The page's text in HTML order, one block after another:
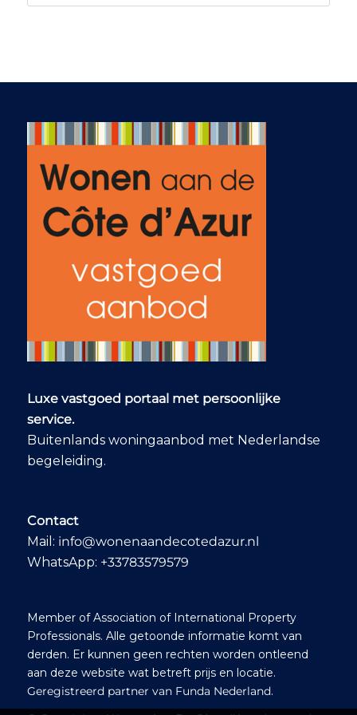
WhatsApp – ook in
weekenden wanneer
dat nodig was.
Binnen twee
maanden hadden we
een shortlist van zes
villa’s die er voor ons
uitsprongen, waarna
we afreisden naar
Zuid-Frankrijk om
deze woningen te
bezichtigen. Ab
regelde de volledige
en daad, inclusief
een charmante
lokale markt waar
we genoten van een
sfeervolle lunch. Ons
droomhuis vonden
we diezelfde dag:
boszicht, de juiste
indeling en
voldoende potentieel
voor renovatie,
tijdens het formele
traject – van
onderhandeling tot
juridische afwikkeling
– hield Ab alles
scherp in de gaten
en wees hij ons op
Luxe vastgoed portaal met persoonlijke
service.
Buitenlands woningaanbod met Nederlandse
begeleiding.
Contact
Mail: info@wonenaandecotedazur.nl
WhatsApp: +33783579579
Member of Association of International Property
Professionals. Alle getoonde informatie komt van
derden. Er kunnen geen rechten worden ontleend
aan deze website wat betreft prijs en locatie.
Geregistreerd partner van Funda Nederland.